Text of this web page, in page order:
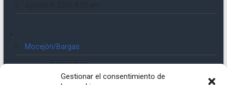
Gestionar el consentimiento de
agosto 9, 2026 8:00 am
Mocejón/Bargas
agosto 9, 2026 8:00 am